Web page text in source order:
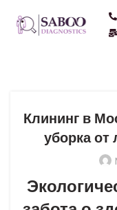
Клининг в
уборка от